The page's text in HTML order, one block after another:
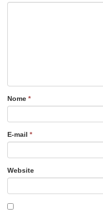
Nome *
E-mail *
Website